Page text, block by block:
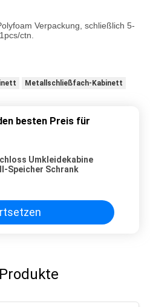
Verpackung, schließlich 5-
ctn.
Metallschließfach-Kabinett
besten Preis für
Umkleidekabine
Speicher Schrank